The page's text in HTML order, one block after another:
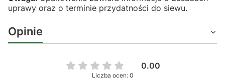
uprawy oraz o terminie przydatności do siewu.
Opinie
0.00
Liczba ocen: 0